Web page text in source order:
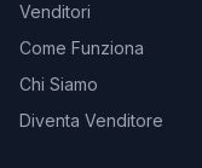
Venditori
Come Funziona
Chi Siamo
Diventa Venditore